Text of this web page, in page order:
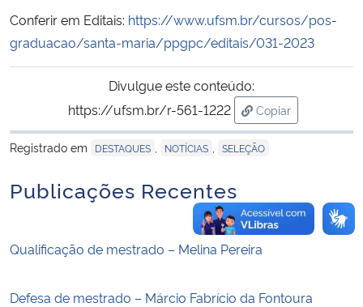
Advocacia-Geral da União
Conferir em Editais: https://www.ufsm.br/cursos/pos-
graduacao/santa-maria/ppgpc/editais/031-2023
Divulgue este conteúdo:
https://ufsm.br/r-561-1222
Copiar
para área de
Registrado em
DESTAQUES NOTÍCIAS SELEÇÃO
Publicações Recentes
Qualificação de mestrado – Melina Pereira
Defesa de mestrado – Márcio Fabrício da Fontoura